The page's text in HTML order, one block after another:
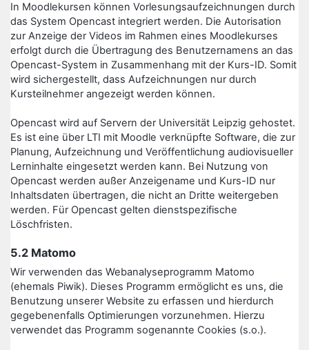
In Moodlekursen können Vorlesungsaufzeichnungen durch
das System Opencast integriert werden. Die Autorisation
zur Anzeige der Videos im Rahmen eines Moodlekurses
erfolgt durch die Übertragung des Benutzernamens an das
Opencast-System in Zusammenhang mit der Kurs-ID. Somit
wird sichergestellt, dass Aufzeichnungen nur durch
Kursteilnehmer angezeigt werden können.
Opencast wird auf Servern der Universität Leipzig gehostet.
Es ist eine über LTI mit Moodle verknüpfte Software, die zur
Planung, Aufzeichnung und Veröffentlichung audiovisueller
Lerninhalte eingesetzt werden kann. Bei Nutzung von
Opencast werden außer Anzeigename und Kurs-ID nur
Inhaltsdaten übertragen, die nicht an Dritte weitergeben
werden. Für Opencast gelten dienstspezifische
Löschfristen.
5.2 Matomo
Wir verwenden das Webanalyseprogramm Matomo
(ehemals Piwik). Dieses Programm ermöglicht es uns, die
Benutzung unserer Website zu erfassen und hierdurch
gegebenenfalls Optimierungen vorzunehmen. Hierzu
verwendet das Programm sogenannte Cookies (s.o.).